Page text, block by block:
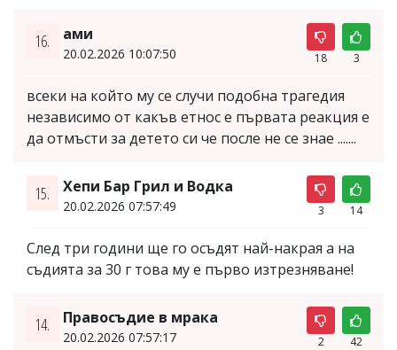
16. ами
20.02.2026 10:07:50 18 3
всеки на който му се случи подобна трагедия
независимо от какъв етнос е първата реакция е
да отмъсти за детето си че после не се знае .......
15. Хепи Бар Грил и Водка
20.02.2026 07:57:49 3 14
След три години ще го осъдят най-накрая а на
съдията за 30 г това му е първо изтрезняване!
14. Правосъдие в мрака
20.02.2026 07:57:17 2 42